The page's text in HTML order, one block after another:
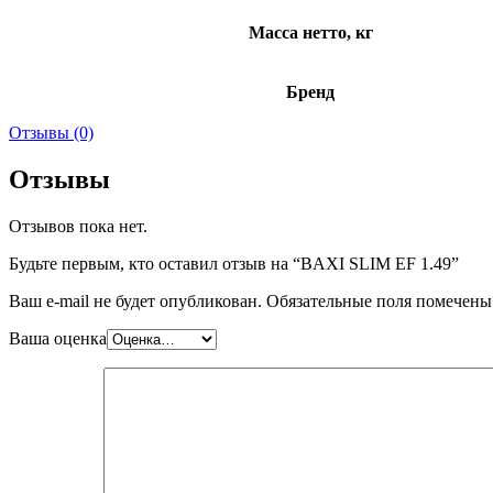
Масса нетто, кг
Бренд
Отзывы (0)
Отзывы
Отзывов пока нет.
Будьте первым, кто оставил отзыв на “BAXI SLIM EF 1.49”
Ваш e-mail не будет опубликован. Обязательные поля помечены
Ваша оценка